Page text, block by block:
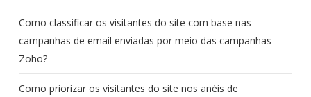
Como classificar os visitantes do site com base nas
campanhas de email enviadas por meio das campanhas
Zoho?
Como priorizar os visitantes do site nos anéis de